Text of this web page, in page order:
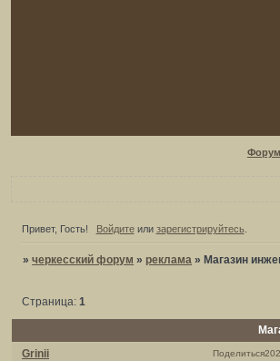
Форум
Привет, Гость! Войдитеили зарегистрируйтесь.
»черкесский форум » реклама » Магазин
Страница:1
Поделиться
Grinii